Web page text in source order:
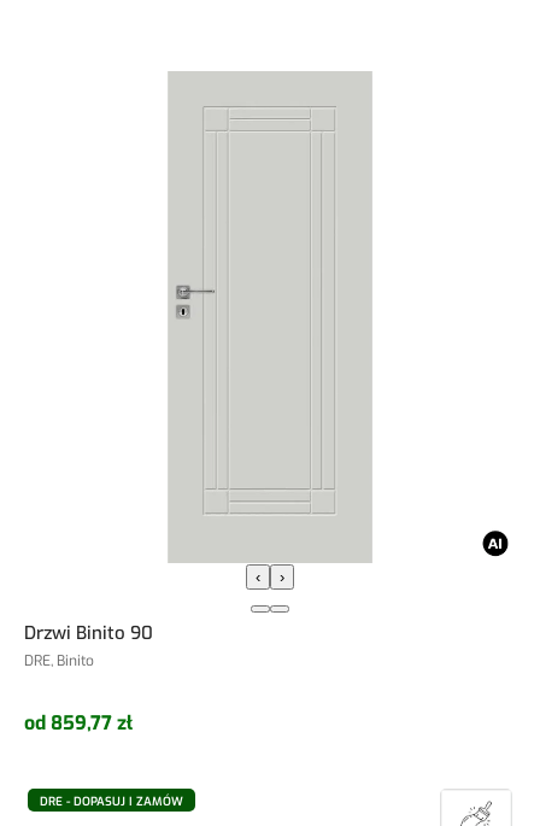
‹ ›
Drzwi Binito 90
DRE, Binito
od 859,77 zł
DRE - DOPASUJ I ZAMÓW